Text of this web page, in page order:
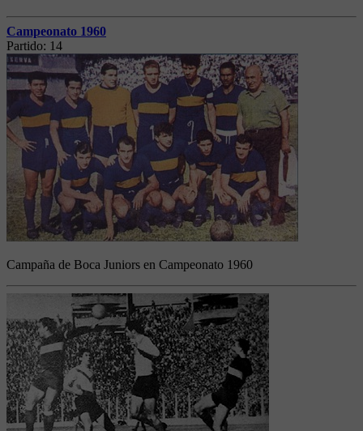
Campeonato 1960
Partido: 14
Campaña de Boca Juniors en Campeonato 1960